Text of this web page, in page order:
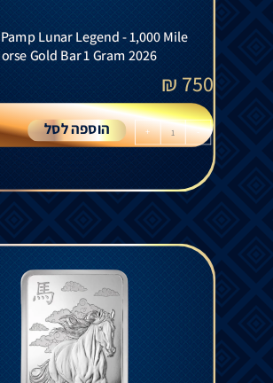
Lunar Legend - 1,000 Mile
Gold Bar 1 Gram 2026
750
₪
-
+ הוספה לסל